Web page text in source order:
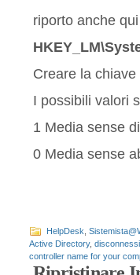
riporto anche
Creare la chiave
I possibili valori
1 Media sense
0 Media sense
HelpDesk
Active Directory,
controller name for your